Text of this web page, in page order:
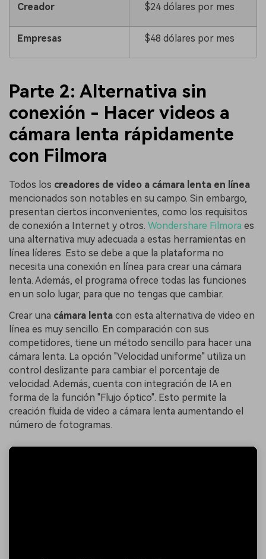
Creador $24 dólares por mes
Empresas $48 dólares por mes
Parte 2: Alternativa sin
conexión - Hacer videos a
cámara lenta rápidamente
con Filmora
Todos los creadores de video a cámara lenta en línea
mencionados son notables en su campo.󠀲󠀡󠀤󠀢󠀩󠀥󠀤󠀢󠀢󠀳󠀰 Sin embargo,
presentan ciertos inconvenientes, como los requisitos
de conexión a Internet y otros. Wondershare Filmora es
una alternativa muy adecuada a estas herramientas en
línea líderes.󠀲󠀡󠀤󠀢󠀩󠀥󠀤󠀢󠀤󠀳󠀰 Esto se debe a que la plataforma no
necesita una conexión en línea para crear una cámara
lenta. Además, el programa ofrece todas las funciones
en un solo lugar, para que no tengas que cambiar.
󠀰Crear una cámara lenta con esta alternativa de video en
línea es muy sencillo.󠀲󠀡󠀤󠀢󠀩󠀥󠀤󠀢󠀧󠀳󠀰 En comparación con sus
competidores, tiene un método sencillo para hacer una
cámara lenta. La opción "Velocidad uniforme" utiliza un
control deslizante para cambiar el porcentaje de
velocidad. Además, cuenta con integración de IA en
forma de la función "Flujo óptico". Esto permite la
creación fluida de video a cámara lenta aumentando el
número de fotogramas.